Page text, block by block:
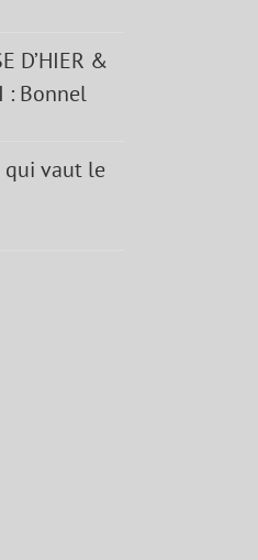
D’HIER &
: Bonnel
qui vaut le